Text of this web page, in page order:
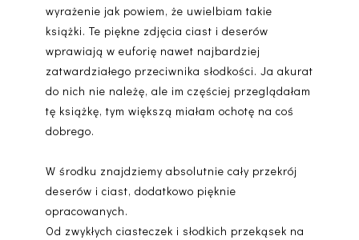
wyrażenie jak powiem, że uwielbiam takie
książki. Te piękne zdjęcia ciast i deserów
wprawiają w euforię nawet najbardziej
zatwardziałego przeciwnika słodkości. Ja akurat
do nich nie należę, ale im częściej przeglądałam
tę książkę, tym większą miałam ochotę na coś
dobrego.
W środku znajdziemy absolutnie cały przekrój
deserów i ciast, dodatkowo pięknie
opracowanych.
Od zwykłych ciasteczek i słodkich przekąsek na